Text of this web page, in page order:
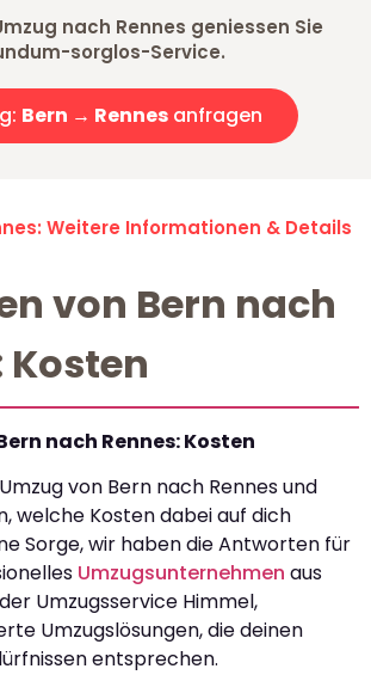
nach Rennes geniessen Sie
sorglos-Service.
Bern → Rennes anfragen
Weitere Informationen & Details
von Bern nach
Kosten
nach Rennes: Kosten
von Bern nach Rennes und
welche Kosten dabei auf dich
Sorge, wir haben die Antworten für
Umzugsunternehmen aus
Umzugsservice Himmel,
Umzugslösungen, die deinen
entsprechen.